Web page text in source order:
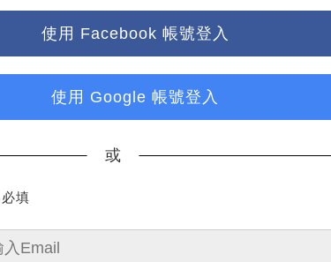
使用 Facebook 帳號登入
使用 Google 帳號登入
或
填